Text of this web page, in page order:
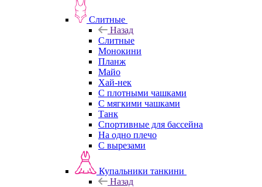
Слитные
Назад
Слитные
Монокини
Планж
Майо
Хай-нек
С плотными чашками
С мягкими чашками
Танк
Спортивные для бассейна
На одно плечо
С вырезами
Купальники танкини
Назад